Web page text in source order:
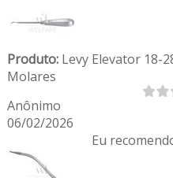
Produto:Levy Elevator 18-
Molares
Anônimo
06/02/2026
Eu